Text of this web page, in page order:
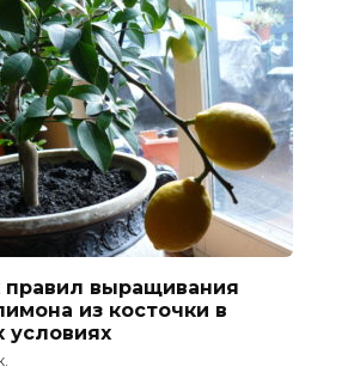
правил выращивания
из косточки в